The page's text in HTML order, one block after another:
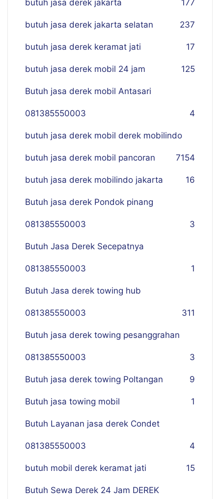
butuh jasa derek jakarta 177
butuh jasa derek jakarta selatan 237
butuh jasa derek keramat jati 17
butuh jasa derek mobil 24 jam 125
Butuh jasa derek mobil Antasari
081385550003 4
butuh jasa derek mobil derek mobilindo
154
butuh jasa derek mobil pancoran 7
butuh jasa derek mobilindo jakarta 16
Butuh jasa derek Pondok pinang
081385550003 3
Butuh Jasa Derek Secepatnya
081385550003 1
Butuh Jasa derek towing hub
081385550003 311
Butuh jasa derek towing pesanggrahan
081385550003 3
Butuh jasa derek towing Poltangan 9
Butuh jasa towing mobil 1
Butuh Layanan jasa derek Condet
081385550003 4
butuh mobil derek keramat jati 15
Butuh Sewa Derek 24 Jam DEREK